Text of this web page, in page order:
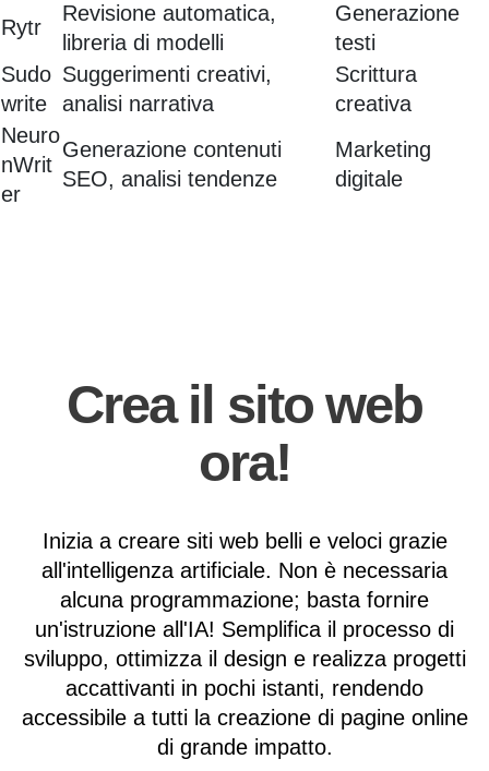
Rytr
Revisione automatica,
libreria di modelli
Generazione
testi
Sudo
write
Suggerimenti creativi,
analisi narrativa
Scrittura
creativa
Neuro
nWrit
er
Generazione contenuti
SEO, analisi tendenze
Marketing
digitale
Crea il sito web
ora!
Inizia a creare siti web belli e veloci grazie
all'intelligenza artificiale. Non è necessaria
alcuna programmazione; basta fornire
un'istruzione all'IA! Semplifica il processo di
sviluppo, ottimizza il design e realizza progetti
accattivanti in pochi istanti, rendendo
accessibile a tutti la creazione di pagine online
di grande impatto.